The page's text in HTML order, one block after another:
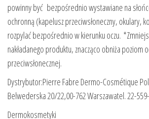
powinny być bezpośrednio wystawiane na
ochronną (kapelusz przeciwsłoneczny, okulary,
rozpylać bezpośrednio w kierunku oczu.
nakładanego produktu, znacząco obniża poziom
przeciwsłonecznej.
Dystrybutor:Pierre Fabre Dermo-Cosmétique
Belwederska 20/22,00-762 Warszawatel. 22-
Dermokosmetyki